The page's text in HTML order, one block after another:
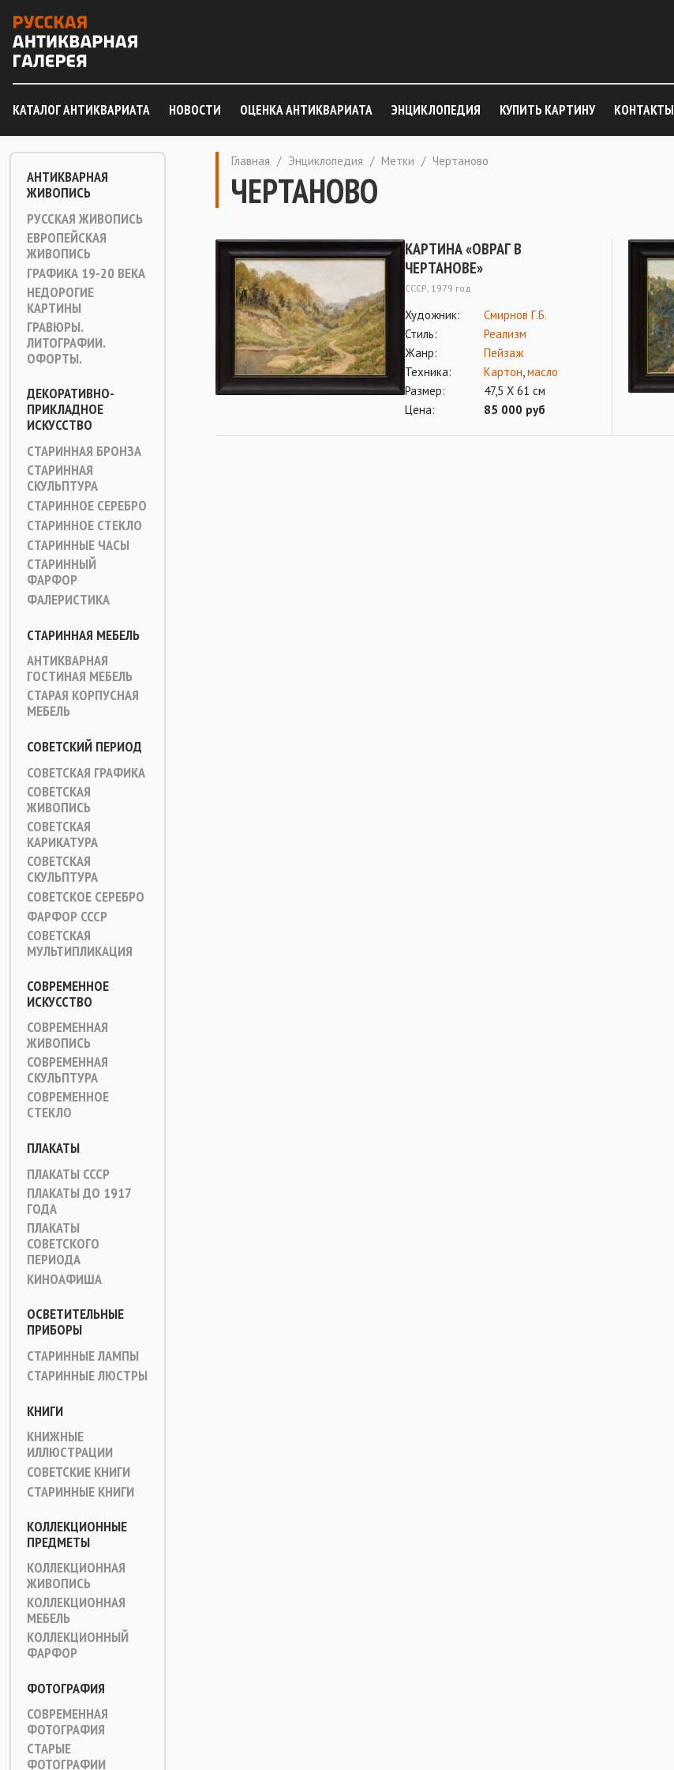
КАТАЛОГ АНТИКВАРИАТА НОВОСТИ ОЦЕНКА АНТИКВАРИАТА ЭНЦИКЛОПЕДИЯ КУПИТЬ КАРТИНУ КОНТАКТЫ
АНТИКВАРНАЯ
ЖИВОПИСЬ
РУССКАЯ ЖИВОПИСЬ
ЕВРОПЕЙСКАЯ
ЖИВОПИСЬ
ГРАФИКА 19-20 ВЕКА
НЕДОРОГИЕ
КАРТИНЫ
ГРАВЮРЫ.
ЛИТОГРАФИИ.
ОФОРТЫ.
ДЕКОРАТИВНО-
ПРИКЛАДНОЕ
ИСКУССТВО
СТАРИННАЯ БРОНЗА
СТАРИННАЯ
СКУЛЬПТУРА
СТАРИННОЕ СЕРЕБРО
СТАРИННОЕ СТЕКЛО
СТАРИННЫЕ ЧАСЫ
СТАРИННЫЙ
ФАРФОР
ФАЛЕРИСТИКА
СТАРИННАЯ МЕБЕЛЬ
АНТИКВАРНАЯ
ГОСТИНАЯ МЕБЕЛЬ
СТАРАЯ КОРПУСНАЯ
МЕБЕЛЬ
СОВЕТСКИЙ ПЕРИОД
СОВЕТСКАЯ ГРАФИКА
СОВЕТСКАЯ
ЖИВОПИСЬ
СОВЕТСКАЯ
КАРИКАТУРА
СОВЕТСКАЯ
СКУЛЬПТУРА
СОВЕТСКОЕ СЕРЕБРО
ФАРФОР СССР
СОВЕТСКАЯ
МУЛЬТИПЛИКАЦИЯ
СОВРЕМЕННОЕ
ИСКУССТВО
СОВРЕМЕННАЯ
ЖИВОПИСЬ
СОВРЕМЕННАЯ
СКУЛЬПТУРА
СОВРЕМЕННОЕ
СТЕКЛО
ПЛАКАТЫ
ПЛАКАТЫ СССР
ПЛАКАТЫ ДО 1917
ГОДА
ПЛАКАТЫ
СОВЕТСКОГО
ПЕРИОДА
КИНОАФИША
ОСВЕТИТЕЛЬНЫЕ
ПРИБОРЫ
СТАРИННЫЕ ЛАМПЫ
СТАРИННЫЕ ЛЮСТРЫ
КНИГИ
КНИЖНЫЕ
ИЛЛЮСТРАЦИИ
СОВЕТСКИЕ КНИГИ
СТАРИННЫЕ КНИГИ
КОЛЛЕКЦИОННЫЕ
ПРЕДМЕТЫ
КОЛЛЕКЦИОННАЯ
ЖИВОПИСЬ
КОЛЛЕКЦИОННАЯ
МЕБЕЛЬ
КОЛЛЕКЦИОННЫЙ
ФАРФОР
ФОТОГРАФИЯ
СОВРЕМЕННАЯ
ФОТОГРАФИЯ
СТАРЫЕ
ФОТОГРАФИИ
Главная / Энциклопедия / Метки / Чертаново
ЧЕРТАНОВО
КАРТИНА «ОВРАГ В
ЧЕРТАНОВЕ»
СССР, 1979 год
Художник:
Смирнов Г.Б.
Стиль:
Реализм
Жанр:
Пейзаж
Техника:
Картон,масло
Размер:
47,5 Х 61 см
Цена:
85 000 руб